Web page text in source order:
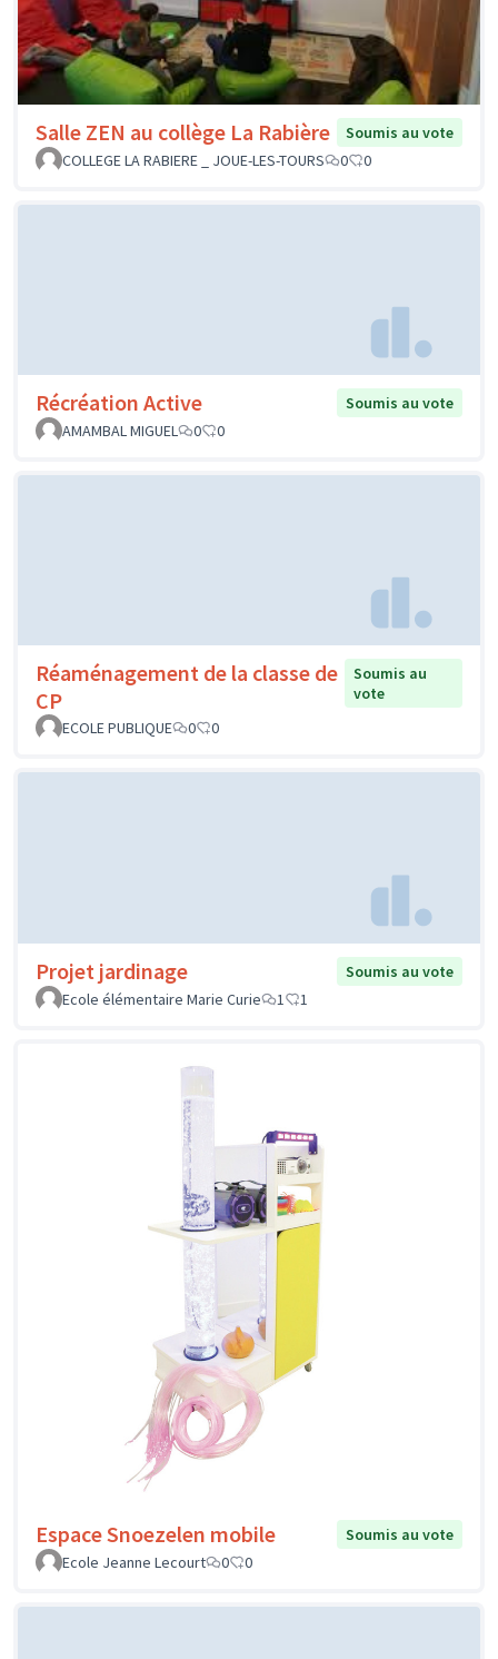
Salle ZEN au collège La Rabière
Soumis au vote
COLLEGE LA RABIERE _ JOUE-LES-TOURS
0 0
Récréation Active
Soumis au vote
AMAMBAL MIGUEL
0 0
Réaménagement de la classe de
CP
Soumis au
vote
ECOLE PUBLIQUE
0 0
Projet jardinage
Soumis au vote
Ecole élémentaire Marie Curie
1 1
Espace Snoezelen mobile
Soumis au vote
Ecole Jeanne Lecourt
0 0